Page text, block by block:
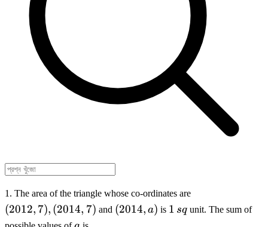
1. The area of the triangle whose co-ordinates are
7),
(2012, 7), (2014, 7) and (2014,
(2014, a) is 1
1 squnit. The sum of
a